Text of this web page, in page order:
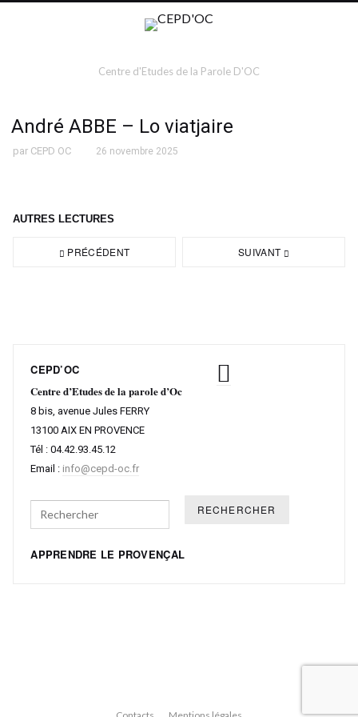
Centre d'Etudes de la Parole D'OC
André ABBE – Lo viatjaire
par CEPD OC 26 novembre 2025
AUTRES LECTURES
PRÉCÉDENT SUIVANT
CEPD’OC
Centre d’Etudes de la parole d’Oc
8 bis, avenue Jules FERRY
13100 AIX EN PROVENCE
Tél : 04.42.93.45.12
Email : info@cepd-oc.fr
Search
APPRENDRE LE PROVENÇAL